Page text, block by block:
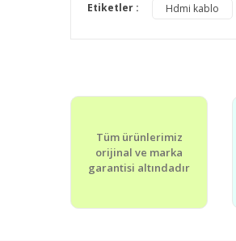
Ürün açıklamasında
Ürün fiyatı diğer
Bu ürüne benzer
Etiketler : Hdmi kablo
Tüm ürünlerimiz
orijinal ve marka
garantisi altındadır